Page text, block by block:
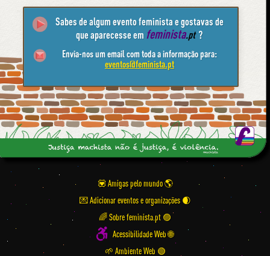
Sabes de algum evento feminista e gostavas de
que aparecesse em feminista.pt ?
Envia-nos um email com toda a informação para:
eventos@feminista.pt
💟 Amigas pelo mundo
💌 Adicionar eventos e organizações
🌈 Sobre feminista.pt 🟣
Acessibilidade Web 🌐
🌱 Ambiente Web 🟢